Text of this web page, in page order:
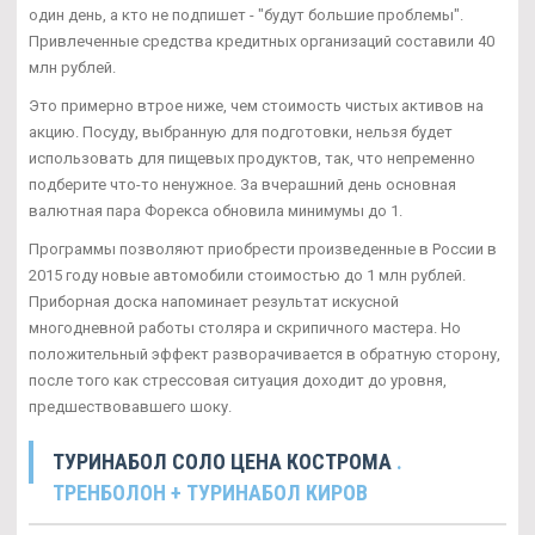
один день, а кто не подпишет - "будут большие проблемы".
Привлеченные средства кредитных организаций составили 40
млн рублей.
Это примерно втрое ниже, чем стоимость чистых активов на
акцию. Посуду, выбранную для подготовки, нельзя будет
использовать для пищевых продуктов, так, что непременно
подберите что-то ненужное. За вчерашний день основная
валютная пара Форекса обновила минимумы до 1.
Программы позволяют приобрести произведенные в России в
2015 году новые автомобили стоимостью до 1 млн рублей.
Приборная доска напоминает результат искусной
многодневной работы столяра и скрипичного мастера. Но
положительный эффект разворачивается в обратную сторону,
после того как стрессовая ситуация доходит до уровня,
предшествовавшего шоку.
ТУРИНАБОЛ СОЛО ЦЕНА КОСТРОМА .
ТРЕНБОЛОН + ТУРИНАБОЛ КИРОВ